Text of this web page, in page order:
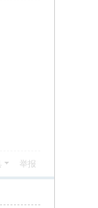
举报